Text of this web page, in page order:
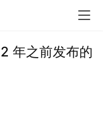
年之前发布的